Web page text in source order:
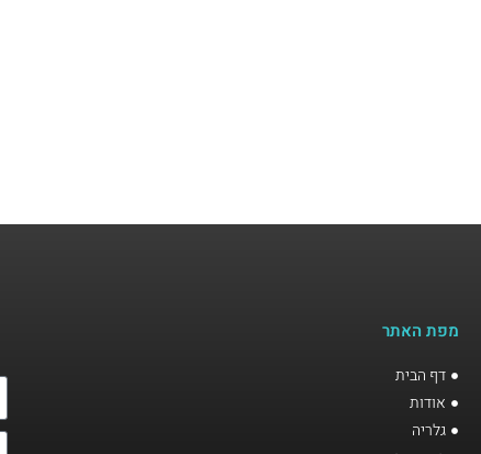
מפת האתר
דף הבית
אודות
גלריה